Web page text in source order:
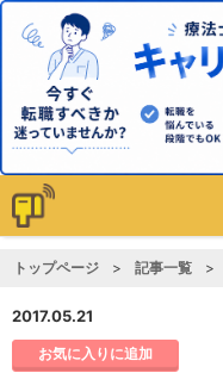
トップページ 記事一覧
2017.05.21
お気に入りに追加